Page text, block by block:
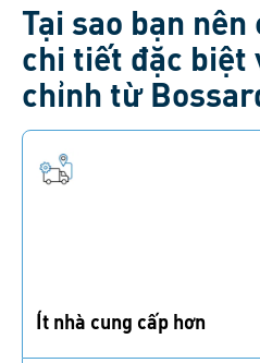
Tại sao bạn
chi tiết đặc biệt
chỉnh từ
Ít nhà cung cấp hơn